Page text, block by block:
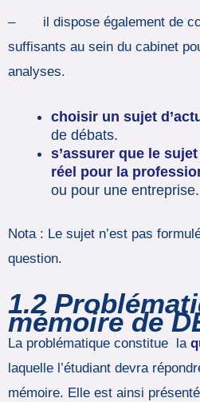
– il dispose également de
suffisants au sein du cabinet
analyses.
choisir un sujet
de débats.
s’assurer que le
réel pour la
ou pour une entreprise.
Nota : Le sujet n’est pas
question.
1.2
mémoire de
La problématique constitue la
laquelle l’étudiant devra
mémoire. Elle est ainsi